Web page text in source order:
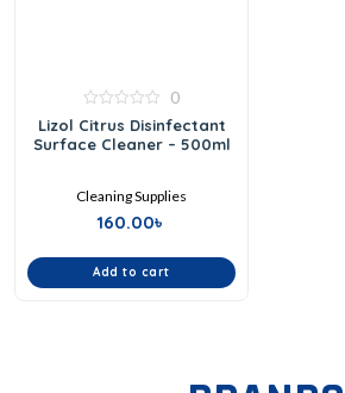
0
out
of
0
Lizol Citrus Disinfectant
Surface Cleaner – 500ml
Cleaning Supplies
160.00৳
Add to cart